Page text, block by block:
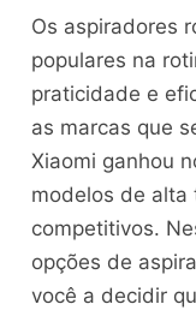
Os aspiradores
populares na
praticidade e
as marcas que
Xiaomi ganhou
modelos de alta
competitivos.
opções de
você a decidir